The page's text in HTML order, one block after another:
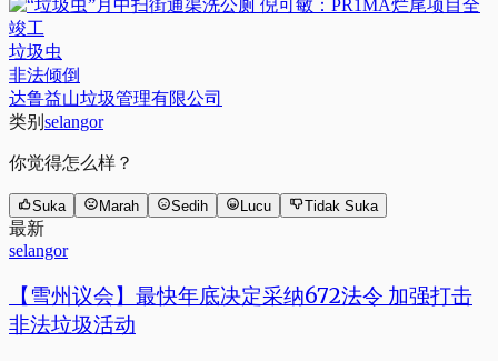
垃圾虫
非法倾倒
达鲁益山垃圾管理有限公司
类别 selangor
你觉得怎么样？
Suka Marah Sedih Lucu Tidak Suka
最新
selangor
【雪州议会】最快年底决定采纳672法令 加强打击
非法垃圾活动